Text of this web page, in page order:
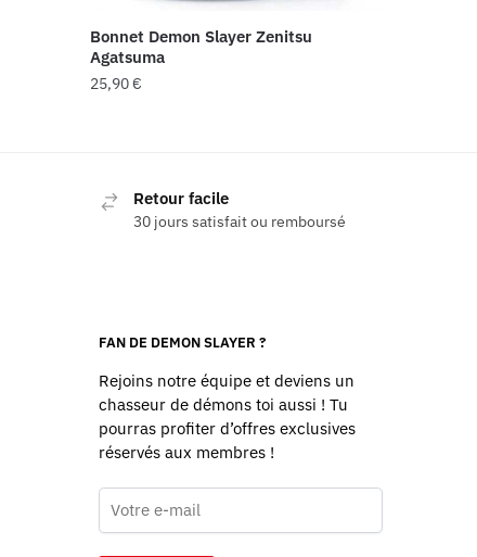
Bonnet Demon Slayer Zenitsu
Agatsuma
25,90€
Retour facile
30 jours satisfait ou remboursé
FAN DE DEMON SLAYER ?
Rejoins notre équipe et deviens un
chasseur de démons toi aussi ! Tu
pourras profiter d’offres exclusives
réservés aux membres !